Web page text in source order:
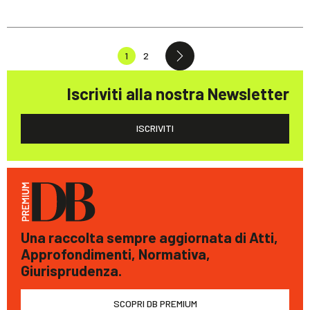
1 2
Iscriviti alla nostra Newsletter
ISCRIVITI
Una raccolta sempre aggiornata di Atti,
Approfondimenti, Normativa,
Giurisprudenza.
SCOPRI DB PREMIUM